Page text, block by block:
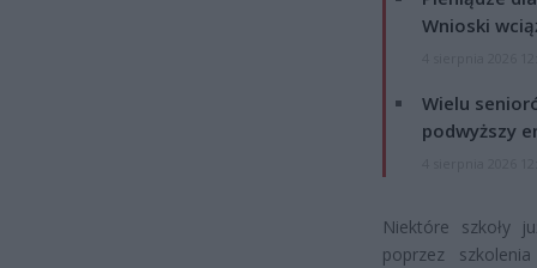
Wnioski
Wielu
podwyższy
Niektóre szkoły
poprzez